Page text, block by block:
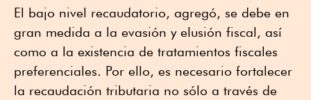
El bajo nivel recaudatorio, agregó, se debe en
gran medida a la evasión y elusión fiscal, así
como a la existencia de tratamientos fiscales
preferenciales. Por ello, es necesario fortalecer
la recaudación tributaria no sólo a través de